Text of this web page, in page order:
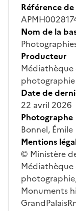
Référence
Nom de la
Producteur
photographie
Date de
22 avril 2026
Photographe
Bonnel, Émile
Mentions
© Ministère
Monuments